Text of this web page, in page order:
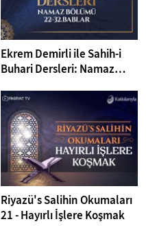
Ekrem Demirli ile Sahih-i
Buhari Dersleri: Namaz
Bölüm
Riyazü's Salihin Okumaları
21 - Hayırlı İşlere Koşmak